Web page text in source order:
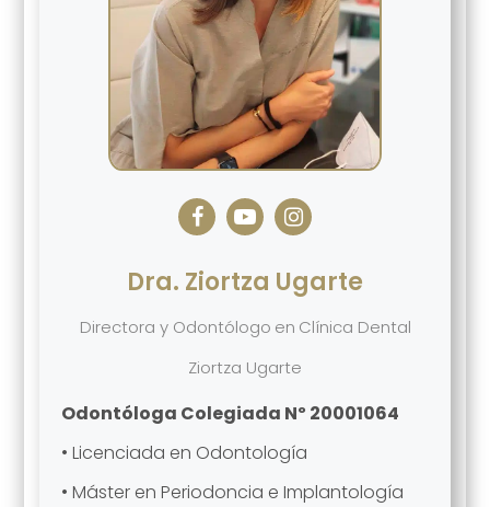
Dra. Ziortza Ugarte
Directora y Odontólogo en Clínica Dental
Ziortza Ugarte
Odontóloga Colegiada Nº 20001064
• Licenciada en Odontología
• Máster en Periodoncia e Implantología